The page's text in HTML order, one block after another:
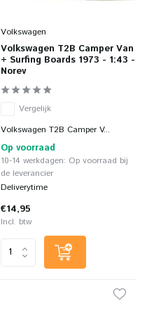
Volkswagen
Volkswagen T2B Camper Van
+ Surfing Boards 1973 - 1:43 -
Norev
Vergelijk
Volkswagen T2B Camper V...
Op voorraad
10-14 werkdagen: Op voorraad bij
de leverancier
Deliverytime
€14,95
Incl. btw